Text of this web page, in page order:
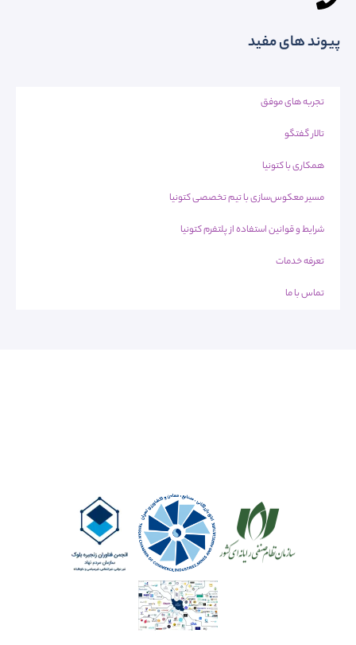
پیوند های مفید
تجربه های موفق
تالار گفتگو
همکاری با کتونیا
مسیر معکوس‌سازی با تیم تخصصی کتونیا
شرایط و قوانین استفاده از پلتفرم کتونیا
تعرفه خدمات
تماس با ما